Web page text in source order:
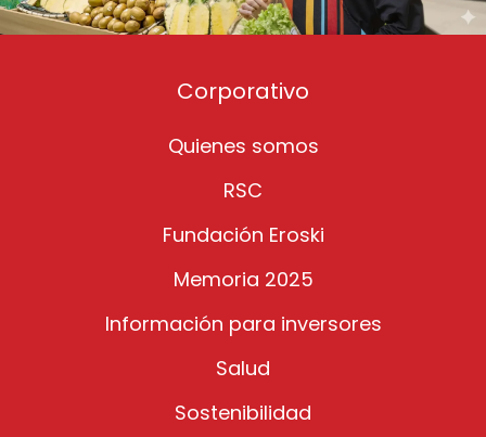
Corporativo
Quienes somos
RSC
Fundación Eroski
Memoria 2025
Información para inversores
Salud
Sostenibilidad